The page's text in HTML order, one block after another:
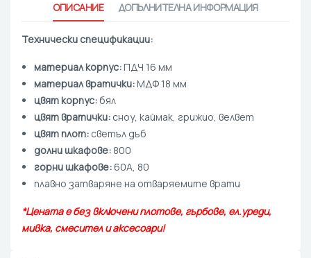
ОПИСАНИЕ ДОПЪЛНИТЕЛНА ИНФОРМАЦИЯ
Технически спецификации:
материал корпус:ПДЧ 16 мм
материал вратички:МДФ 18 мм
цвят корпус:бял
цвят вратички: сноу, каймак, грижио, велвет
цвят плот: светъл дъб
долни шкафове: 800
горни шкафове:60А, 80
плавно затваряне на отваряемите врати
*Цената е без включени плотове, гърбове, ел.уреди,
мивка, смесител и аксесоари!